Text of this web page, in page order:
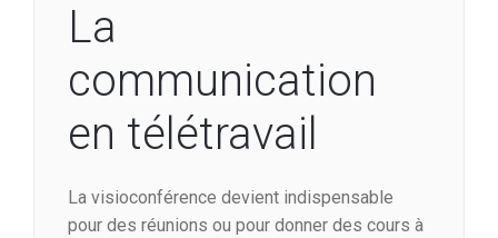
La
communication
en télétravail
La visioconférence devient indispensable
pour des réunions ou pour donner des cours à